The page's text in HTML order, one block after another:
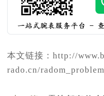
本文链接：http://
rado.cn/